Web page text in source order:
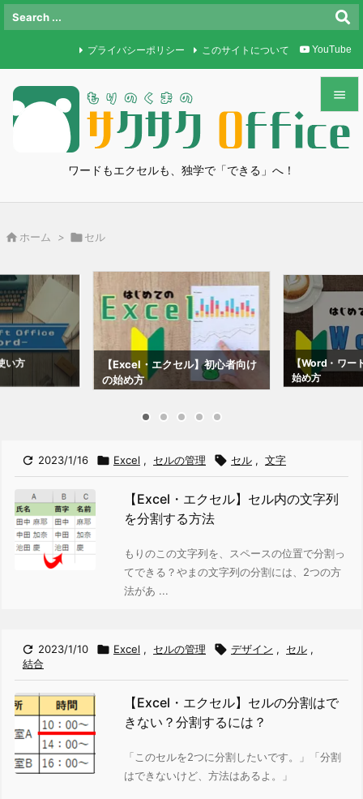
ワードもエクセルも、独学で「できる」へ！


メニュ

検索
プライバシーポリシー このサイトについて YouTube
 ホーム > セル
い方
【Excel・エクセル】初心者向け
の始め方
【Word・ワー
始め方
 2023/1/16  Excel , セルの管理  セル , 文字
【Excel・エクセル】セル内の文字列
を分割する方法
もりのこの文字列を、スペースの位置で分割っ
てできる？やまの文字列の分割には、2つの方
法があ ...
 2023/1/10  Excel , セルの管理  デザイン , セル ,
結合
【Excel・エクセル】セルの分割はで
きない？分割するには？
「このセルを2つに分割したいです。」
「分割
はできないけど、方法はあるよ。」